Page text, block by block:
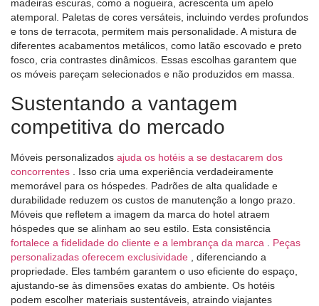
madeiras escuras, como a nogueira, acrescenta um apelo
atemporal. Paletas de cores versáteis, incluindo verdes profundos
e tons de terracota, permitem mais personalidade. A mistura de
diferentes acabamentos metálicos, como latão escovado e preto
fosco, cria contrastes dinâmicos. Essas escolhas garantem que
os móveis pareçam selecionados e não produzidos em massa.
Sustentando a vantagem
competitiva do mercado
Móveis personalizados ajuda os hotéis a se destacarem dos
concorrentes
. Isso cria uma experiência verdadeiramente
memorável para os hóspedes. Padrões de alta qualidade e
durabilidade reduzem os custos de manutenção a longo prazo.
Móveis que refletem a imagem da marca do hotel atraem
hóspedes que se alinham ao seu estilo. Esta consistência
fortalece a fidelidade do cliente e a lembrança da marca
Peças
personalizadas oferecem exclusividade
, diferenciando a
propriedade. Eles também garantem o uso eficiente do espaço,
ajustando-se às dimensões exatas do ambiente. Os hotéis
podem escolher materiais sustentáveis, atraindo viajantes